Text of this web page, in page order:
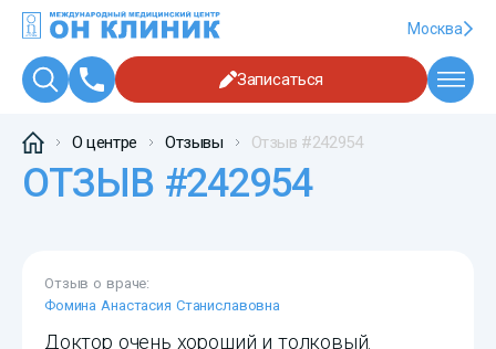
Москва
Записаться
О центре Отзывы Отзыв #242954
ОТЗЫВ #242954
Отзыв о враче:
Фомина Анастасия Станиславовна
Доктор очень хороший и толковый.